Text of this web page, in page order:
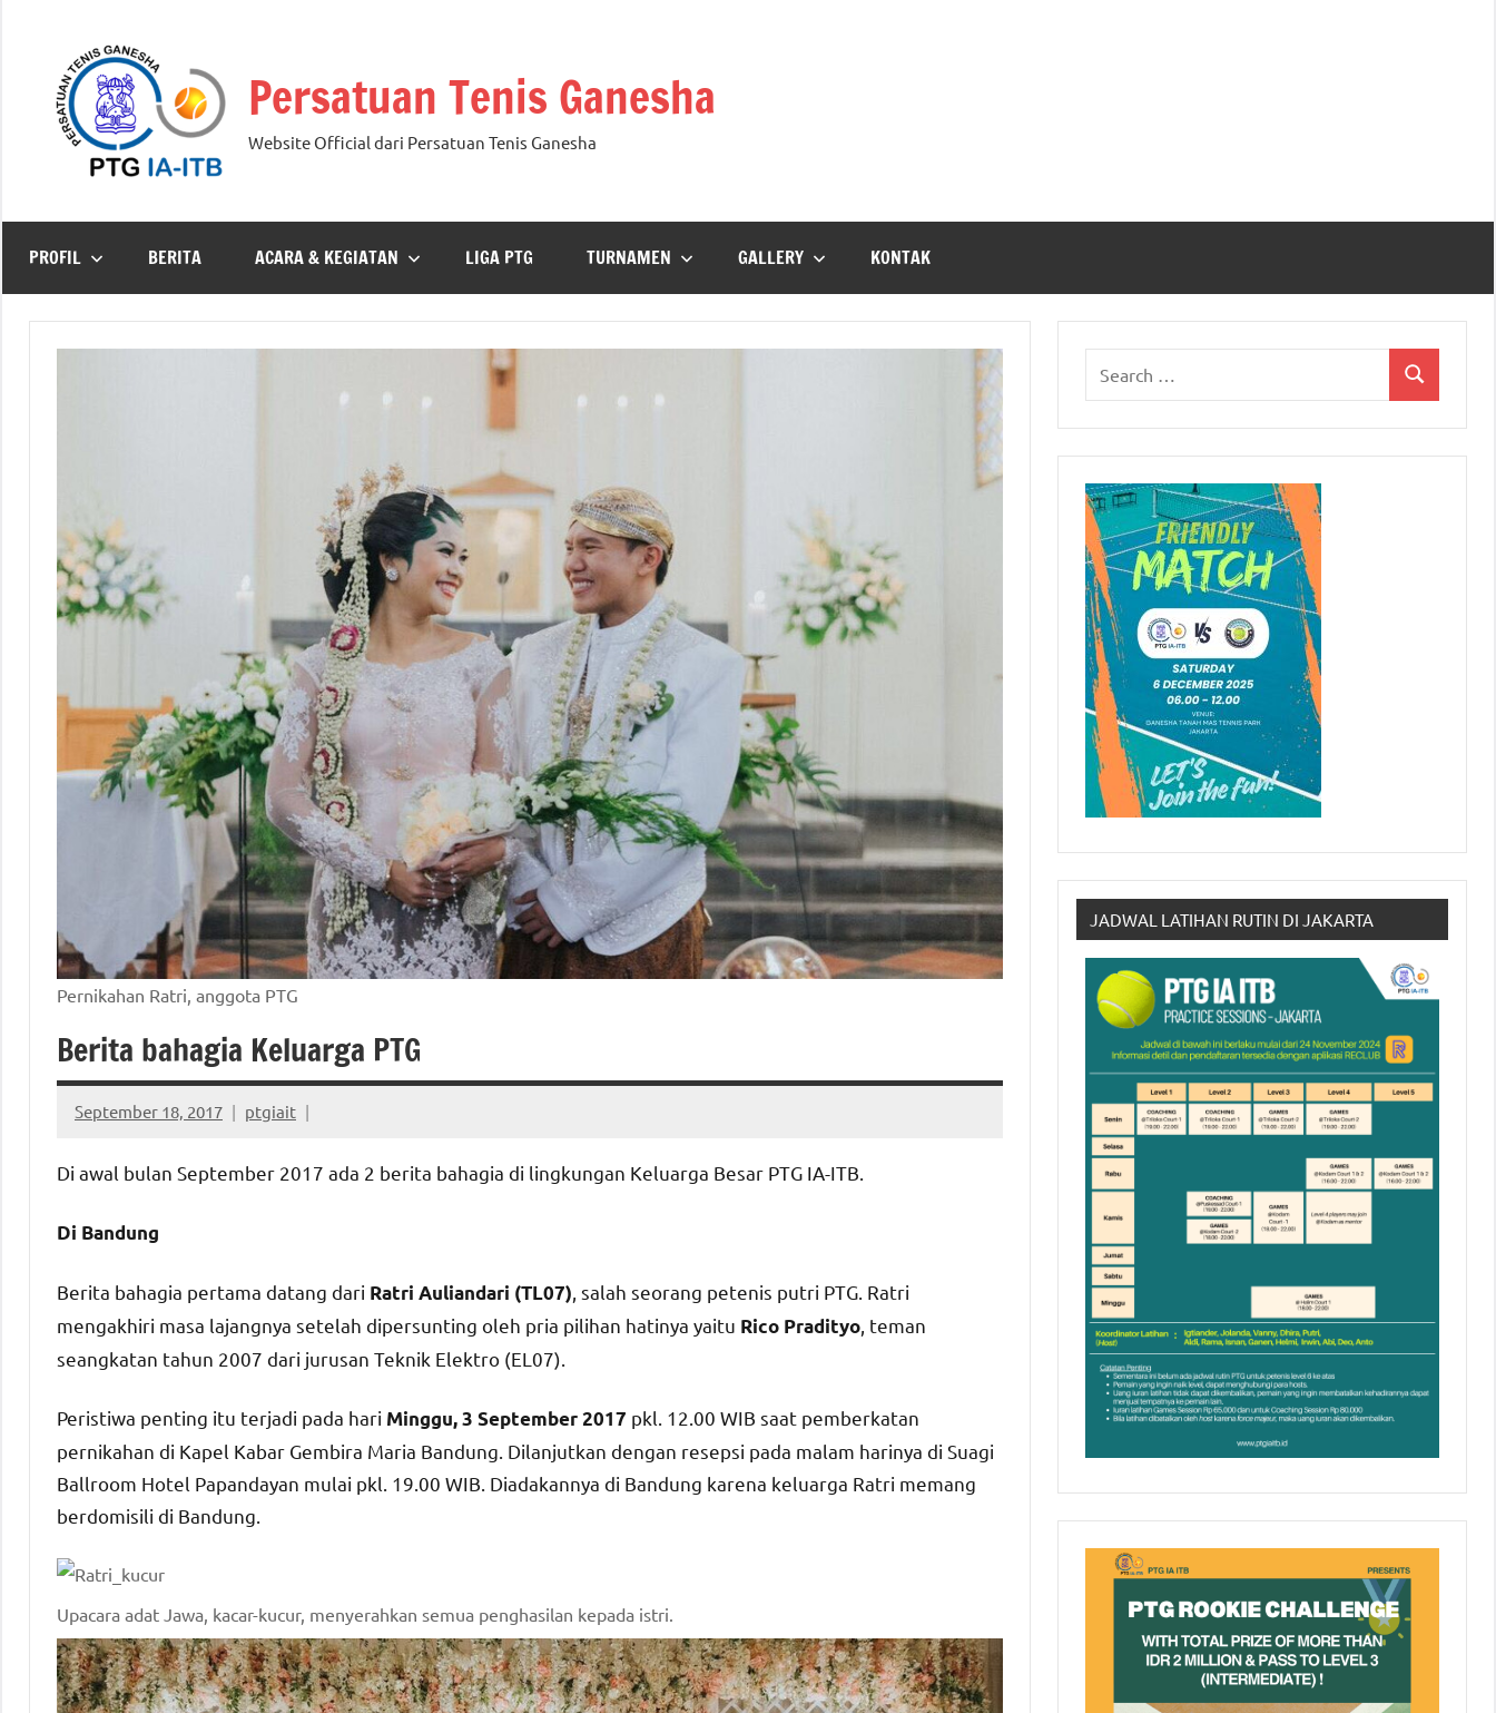
content
Persatuan Tenis Ganesha
Website Official dari Persatuan Tenis Ganesha
PROFIL BERITA ACARA & KEGIATAN LIGA PTG TURNAMEN GALLERY KONTAK
Pernikahan Ratri, anggota PTG
Berita bahagia Keluarga PTG
September 18, 2017 ptgiait
Di awal bulan September 2017 ada 2 berita bahagia di lingkungan Keluarga Besar PTG IA-ITB.
Di Bandung
Berita bahagia pertama datang dari Ratri Auliandari (TL07), salah seorang petenis putri PTG. Ratri
mengakhiri masa lajangnya setelah dipersunting oleh pria pilihan hatinya yaitu Rico Pradityo, teman
seangkatan tahun 2007 dari jurusan Teknik Elektro (EL07).
Peristiwa penting itu terjadi pada hari Minggu, 3 September 2017 pkl. 12.00 WIB saat pemberkatan
pernikahan di Kapel Kabar Gembira Maria Bandung. Dilanjutkan dengan resepsi pada malam harinya di Suagi
Ballroom Hotel Papandayan mulai pkl. 19.00 WIB. Diadakannya di Bandung karena keluarga Ratri memang
berdomisili di Bandung.
Upacara adat Jawa, kacar-kucur, menyerahkan semua penghasilan kepada istri.
Search
JADWAL LATIHAN RUTIN DI JAKARTA